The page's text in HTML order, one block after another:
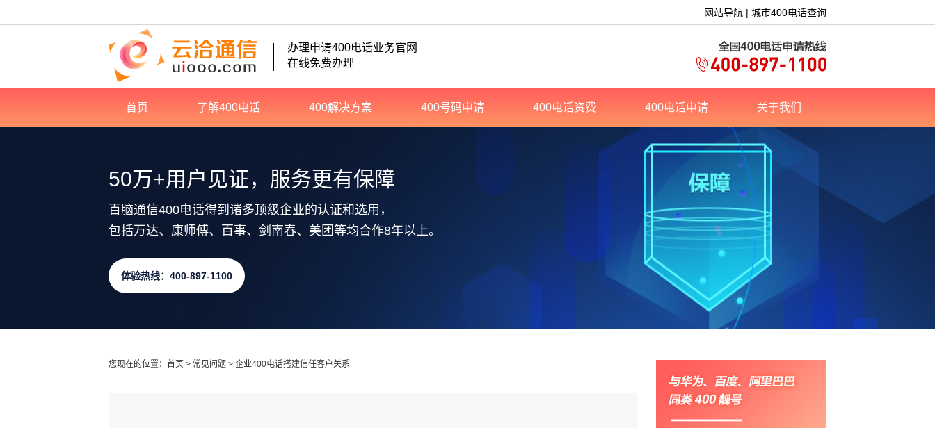
网站导航 | 城市400电话查询
办理申请400电话业务官网
在线免费办理
首页 了解400电话 400解决方案 400号码申请 400电话资费 400电话申请 关于我们
50万+用户见证，服务更有保障
百脑通信400电话得到诸多顶级企业的认证和选用，
包括万达、康师傅、百事、剑南春、美团等均合作8年以上。
体验热线：400-897-1100
您现在的位置： 首页 > 常见问题 > 企业400电话搭建信任客户关系